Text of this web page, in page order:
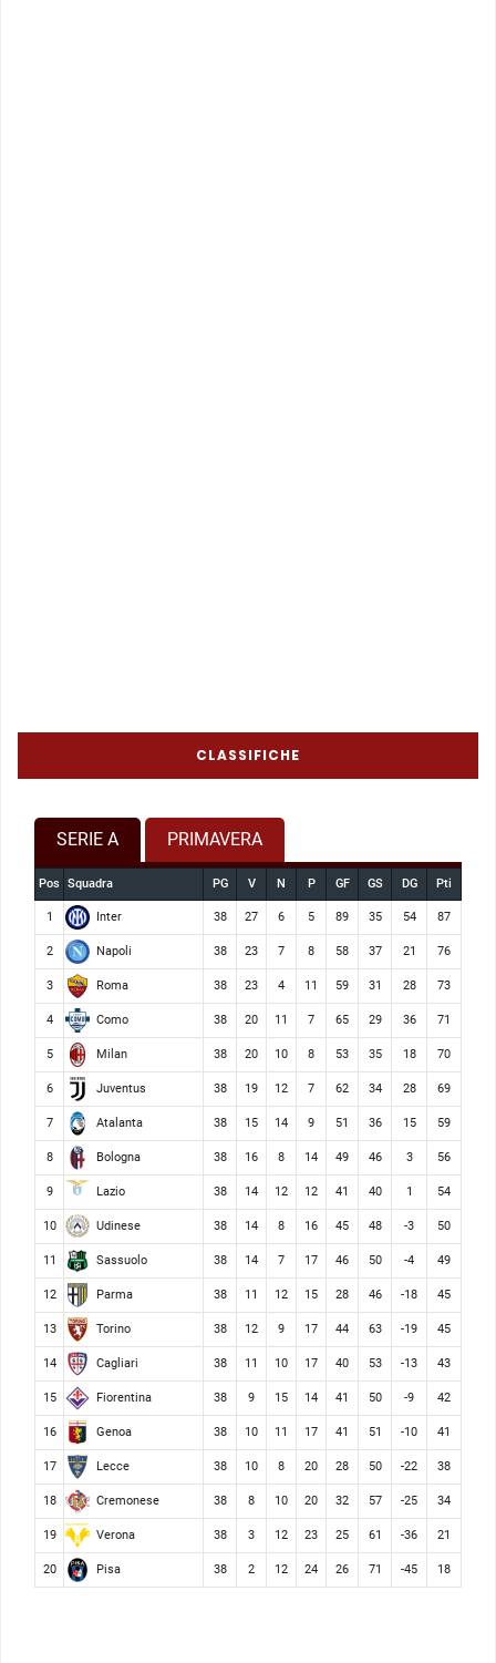
CLASSIFICHE
SERIE A PRIMAVERA
Pos Squadra PG V N P GF GS DG Pti
1 Inter 38 27 6 5 89 35 54 87
2 Napoli 38 23 7 8 58 37 21 76
3 Roma 38 23 4 11 59 31 28 73
4 Como 38 20 11 7 65 29 36 71
5 Milan 38 20 10 8 53 35 18 70
6 Juventus 38 19 12 7 62 34 28 69
7 Atalanta 38 15 14 9 51 36 15 59
8 Bologna 38 16 8 14 49 46 3 56
9 Lazio 38 14 12 12 41 40 1 54
10 Udinese 38 14 8 16 45 48 -3 50
11 Sassuolo 38 14 7 17 46 50 -4 49
12 Parma 38 11 12 15 28 46 -18 45
13 Torino 38 12 9 17 44 63 -19 45
14 Cagliari 38 11 10 17 40 53 -13 43
15 Fiorentina 38 9 15 14 41 50 -9 42
16 Genoa 38 10 11 17 41 51 -10 41
17 Lecce 38 10 8 20 28 50 -22 38
18 Cremonese 38 8 10 20 32 57 -25 34
19 Verona 38 3 12 23 25 61 -36 21
20 Pisa 38 2 12 24 26 71 -45 18